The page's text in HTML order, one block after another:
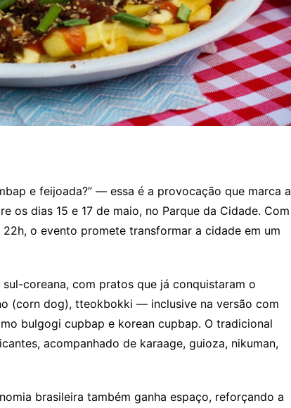
e feijoada?” — essa é a provocação que marca a
os dias 15 e 17 de maio, no Parque da Cidade. Com
o evento promete transformar a cidade em um
coreana, com pratos que já conquistaram o
(corn dog), tteokbokki — inclusive na versão com
bulgogi cupbap e korean cupbap. O tradicional
acompanhado de karaage, guioza, nikuman,
brasileira também ganha espaço, reforçando a